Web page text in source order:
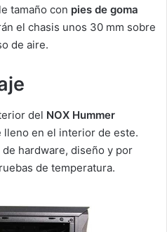
tamaño con pies de goma
el chasis unos 30 mm sobre
de aire.
del NOX Hummer
lleno en el interior de este.
hardware, diseño y por
de temperatura.